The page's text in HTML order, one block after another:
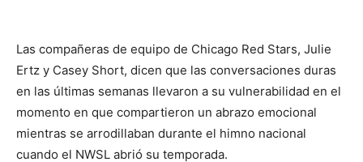
Las compañeras de equipo de Chicago Red Stars, Julie
Ertz y Casey Short, dicen que las conversaciones duras
en las últimas semanas llevaron a su vulnerabilidad en el
momento en que compartieron un abrazo emocional
mientras se arrodillaban durante el himno nacional
cuando el NWSL abrió su temporada.